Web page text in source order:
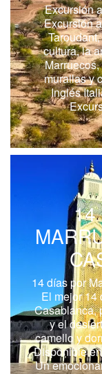
Excursión
Excursión
cultura, la
murallas y
Inglés
14
14 días por
El mejor 14
Casablanca,
y el
camello y
Disponible
Un